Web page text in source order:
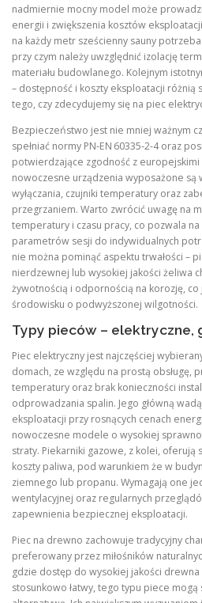
nadmiernie mocny model może
energii i zwiększenia kosztów
na każdy metr sześcienny sauny
przy czym należy uwzględnić izolację
materiału budowlanego. Kolejnym
– dostępność i koszty eksploatacji różnią
tego, czy zdecydujemy się na piec
Bezpieczeństwo jest nie mniej ważnym
spełniać normy PN‑EN 60335‑2‑4 oraz
potwierdzające zgodność z
nowoczesne urządzenia wyposażone są
wyłączania, czujniki temperatury oraz
przegrzaniem. Warto zwrócić uwagę na
temperatury i czasu pracy, co pozwala
parametrów sesji do indywidualnych
nie można pominąć aspektu trwałości –
nierdzewnej lub wysokiej jakości żeliwa
żywotnością i odpornością na korozję,
środowisku o podwyższonej wilgotności.
Typy pieców – elektryczne,
Piec elektryczny jest najczęściej
domach, ze względu na prostą obsługę,
temperatury oraz brak konieczności
odprowadzania spalin. Jego główną
eksploatacji przy rosnących cenach
nowoczesne modele o wysokiej
straty. Piekarniki gazowe, z kolei, oferują
koszty paliwa, pod warunkiem że w
ziemnego lub propanu. Wymagają one
wentylacyjnej oraz regularnych
zapewnienia bezpiecznej eksploatacji.
Piec na drewno zachowuje tradycyjny
preferowany przez miłośników
gdzie dostęp do wysokiej jakości
stosunkowo łatwy, tego typu piece